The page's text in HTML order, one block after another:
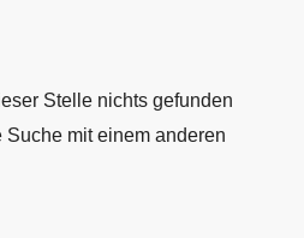
Stelle nichts gefunden
mit einem anderen